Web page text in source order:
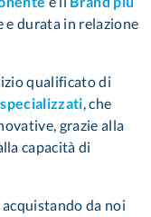
e durata in relazione
qualificato di
,che
grazie alla
capacità di
da noi